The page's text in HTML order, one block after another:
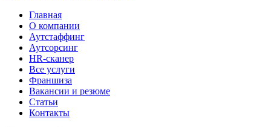
Главная
О компании
Аутстаффинг
Аутсорсинг
HR-сканер
Все услуги
Франшиза
Вакансии и резюме
Статьи
Контакты